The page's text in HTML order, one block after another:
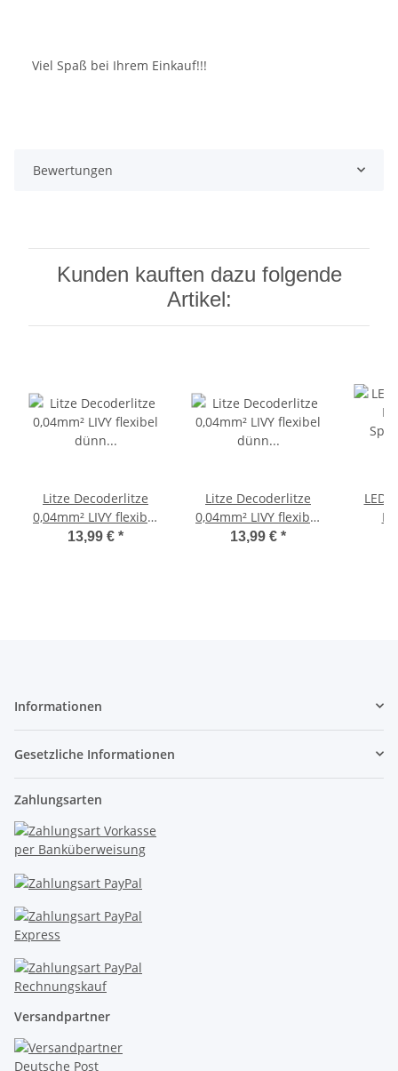
Viel Spaß bei Ihrem Einkauf!!!
Bewertungen
Kunden kauften dazu folgende
Artikel:
Litze Decoderlitze
0,04mm² LIVY flexibel
dünn Kabel 50 Meter
13,99 € *
Litze Decoderlitze
0,04mm² LIVY flexibel
dünn Kabel 50 Meter
13,99 € *
LED
Informationen
Gesetzliche Informationen
Zahlungsarten
Versandpartner